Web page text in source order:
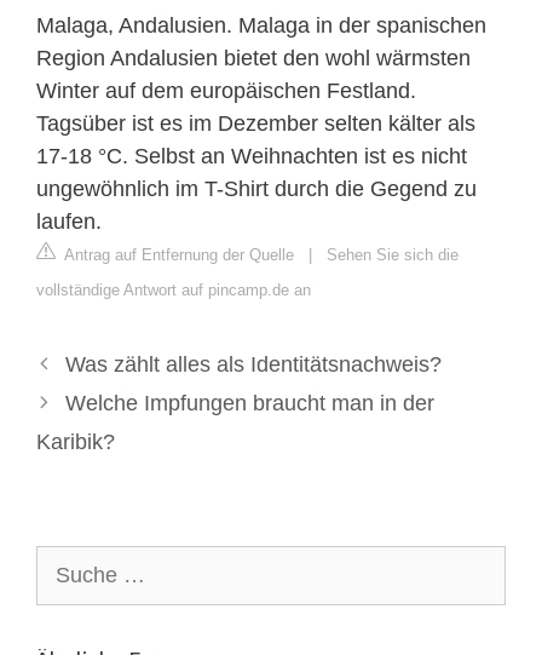
Malaga, Andalusien. Malaga in der spanischen
Region Andalusien bietet den wohl wärmsten
Winter auf dem europäischen Festland.
Tagsüber ist es im Dezember selten kälter als
17-18 °C. Selbst an Weihnachten ist es nicht
ungewöhnlich im T-Shirt durch die Gegend zu
laufen.
Antrag auf Entfernung der Quelle | Sehen Sie sich die
vollständige Antwort auf pincamp.de an
Was zählt alles als Identitätsnachweis?
Welche Impfungen braucht man in der
Karibik?
nach: